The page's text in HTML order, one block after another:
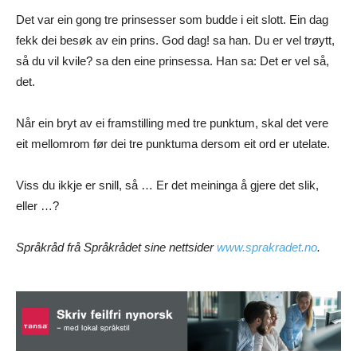
Det var ein gong tre prinsesser som budde i eit slott. Ein dag
fekk dei besøk av ein prins. God dag! sa han. Du er vel trøytt,
så du vil kvile? sa den eine prinsessa. Han sa: Det er vel så,
det.
Når ein bryt av ei framstilling med tre punktum, skal det vere
eit mellomrom før dei tre punktuma dersom eit ord er utelate.
Viss du ikkje er snill, så … Er det meininga å gjere det slik,
eller …?
Språkråd frå Språkrådet sine nettsiderwww.sprakradet.no.